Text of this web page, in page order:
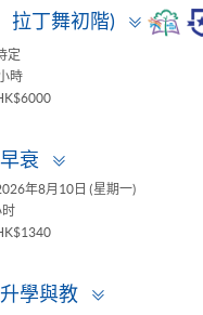
拉丁舞初階)
Toggle
panel
定
時
衰
年8月10日 (星期一)
學與教